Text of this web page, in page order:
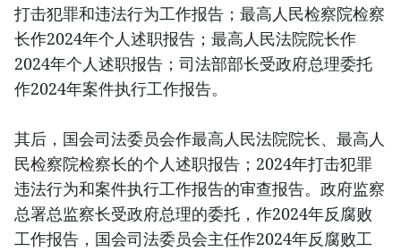
打击犯罪和违法行为工作报告；最高人民检察院检察
长作2024年个人述职报告；最高人民法院院长作
2024年个人述职报告；司法部部长受政府总理委托
作2024年案件执行工作报告。
其后，国会司法委员会作最高人民法院院长、最高人
民检察院检察长的个人述职报告；2024年打击犯罪
违法行为和案件执行工作报告的审查报告。政府监察
总署总监察长受政府总理的委托，作2024年反腐败
工作报告，国会司法委员会主任作2024年反腐败工